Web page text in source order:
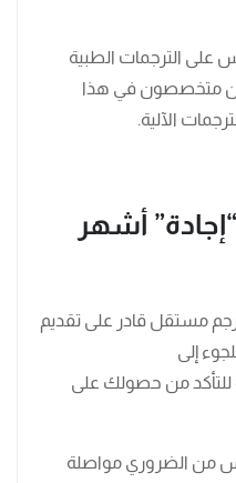
على الترجمات الطبية
متخصصون في هذا
الآلية.
أشهر
مستقل قادر على تقديم
إلى
من حصولك على
من الضروري مواصلة